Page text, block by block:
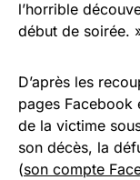
l’horrible
début de soirée.
D’après les
pages Facebook
de la victime
son décès, la
(son compte